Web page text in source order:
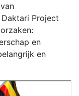
Project
en
en